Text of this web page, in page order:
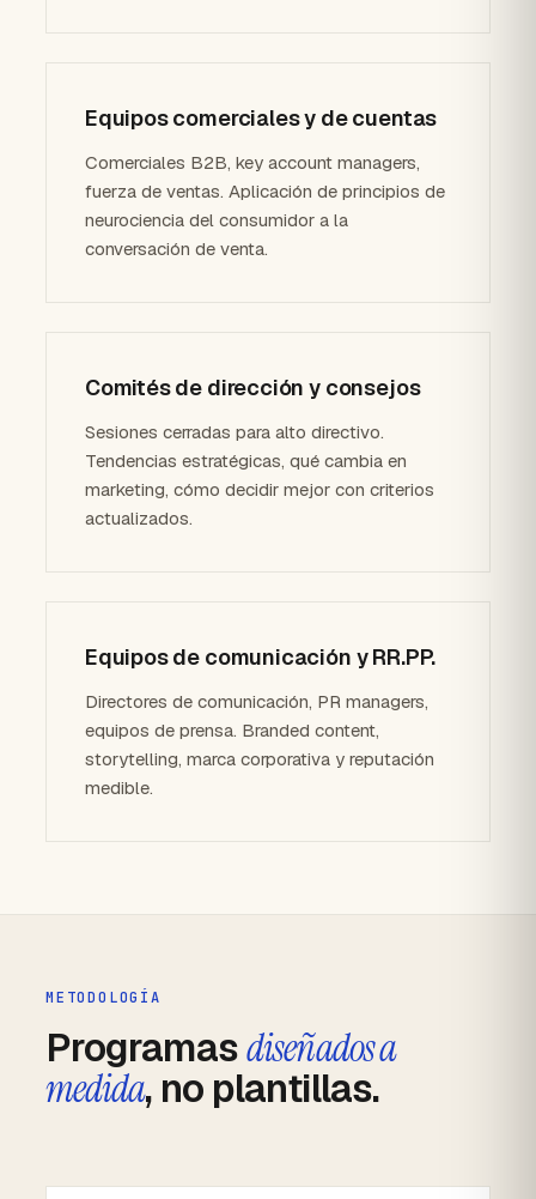
Equipos comerciales y de cuentas
Comerciales B2B, key account managers,
fuerza de ventas. Aplicación de principios de
neurociencia del consumidor a la
conversación de venta.
Comités de dirección y consejos
Sesiones cerradas para alto directivo.
Tendencias estratégicas, qué cambia en
marketing, cómo decidir mejor con criterios
actualizados.
Equipos de comunicación y RR.PP.
Directores de comunicación, PR managers,
equipos de prensa. Branded content,
storytelling, marca corporativa y reputación
medible.
METODOLOGÍA
Programasdiseñados a
medida, no plantillas.